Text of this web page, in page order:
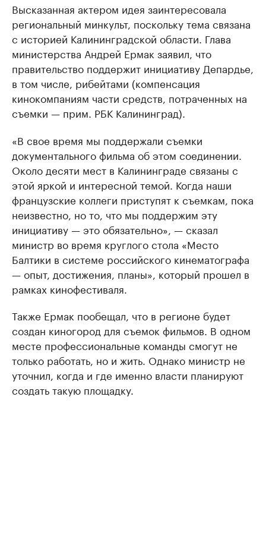
Высказанная актером идея заинтересовала
региональный минкульт, поскольку тема связана
с историей Калининградской области. Глава
министерства Андрей Ермак заявил, что
правительство поддержит инициативу Депардье,
в том числе, рибейтами (компенсация
кинокомпаниям части средств, потраченных на
съемки — прим. РБК Калининград).
«В свое время мы поддержали съемки
документального фильма об этом соединении.
Около десяти мест в Калининграде связаны с
этой яркой и интересной темой. Когда наши
французские коллеги приступят к съемкам, пока
неизвестно, но то, что мы поддержим эту
инициативу — это обязательно», — сказал
министр во время круглого стола «Место
Балтики в системе российского кинематографа
— опыт, достижения, планы», который прошел в
рамках кинофестиваля.
Также Ермак пообещал, что в регионе будет
создан киногород для съемок фильмов. В одном
месте профессиональные команды смогут не
только работать, но и жить. Однако министр не
уточнил, когда и где именно власти планируют
создать такую площадку.